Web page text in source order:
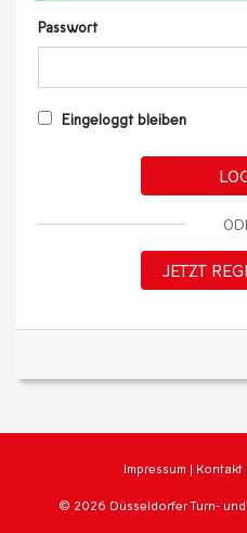
Passwort
Eingeloggt bleiben
JETZT
Impressum | Kontakt
© 2026 Düsseldorfer Turn-